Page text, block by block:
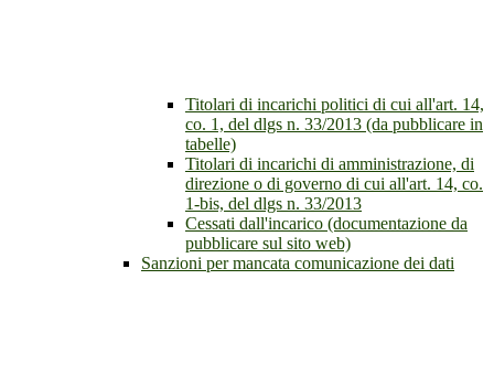
Titolari di incarichi politici di cui all'art. 14,
co. 1, del dlgs n. 33/2013 (da pubblicare in
tabelle)
Titolari di incarichi di amministrazione, di
direzione o di governo di cui all'art. 14, co.
1-bis, del dlgs n. 33/2013
Cessati dall'incarico (documentazione da
pubblicare sul sito web)
Sanzioni per mancata comunicazione dei dati